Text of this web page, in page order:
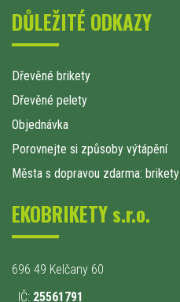
DŮLEŽITÉ ODKAZY
Dřevěné brikety
Dřevěné pelety
Objednávka
Porovnejte si způsoby výtápění
Města s dopravou zdarma: brikety
EKOBRIKETY s.r.o.
696 49 Kelčany 60
IČ: 25561791